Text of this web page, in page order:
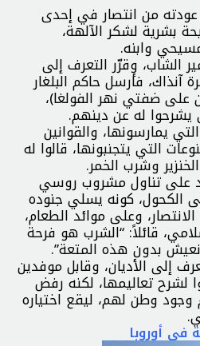
من انتصار في إحدى
بشرية لشكر الآلهة،
وابنه.
الشاب، وقرّر التعرف إلى
آنذاك، فأرسل حاكم البلغار
على ضفتي نهر الفولغا)،
يشرحوا له عن دينهم.
يمارسونها، والقوانين
التي يتجنبونها، قالوا له
وشرب الخمر.
على تناول مشروب روسي
الكحول، كونه يسلي جنوده
وعلى موائد الطعام،
قائلاً: “الشرب هو فرحة
بدون هذه المتعة”.
إلى الأديان، وقابل موفدين
لشرح تعاليمها، لكنه رفض
وجود وطن لهم، ليقع اختياره
في أوروبا